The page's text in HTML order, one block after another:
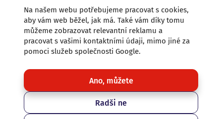
Na našem webu potřebujeme pracovat s cookies,
aby vám web běžel, jak má. Také vám díky tomu
můžeme zobrazovat relevantní reklamu a
pracovat s vašimi kontaktními údaji, mimo jiné za
pomoci služeb společnosti Google.
Ano, můžete
Radši ne
ZASLOUŽÍTE SI NĚCO
prezentace nemovitostí
komunikace
přístup
Adresa
U Císařských lázní 368/7,
Zobrazit na mapě
Kontakt
+420 777 440 880
sedlacek@xtrareality.cz